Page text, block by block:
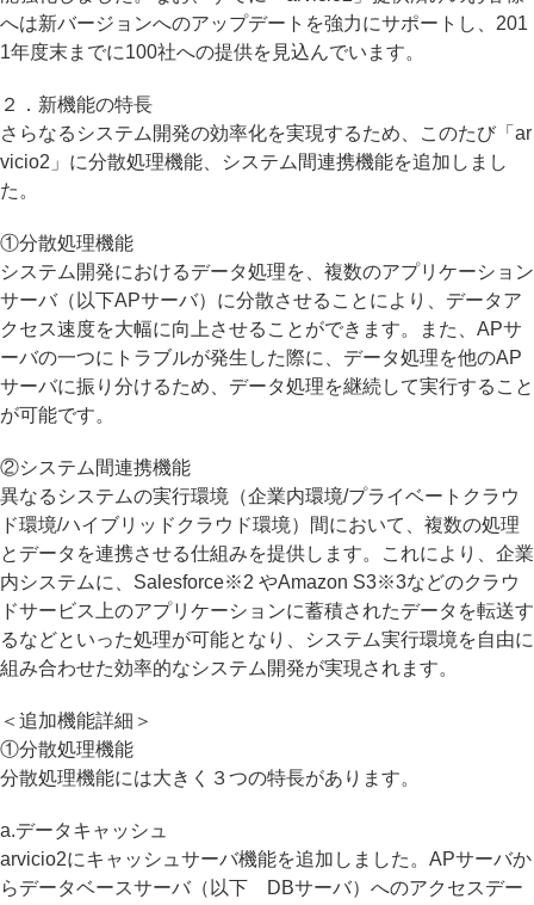
へは新バージョンへのアップデートを強力にサポートし、201
1年度末までに100社への提供を見込んでいます。
２．新機能の特長
さらなるシステム開発の効率化を実現するため、このたび「ar
vicio2」に分散処理機能、システム間連携機能を追加しまし
た。
①分散処理機能
システム開発におけるデータ処理を、複数のアプリケーション
サーバ（以下APサーバ）に分散させることにより、データア
クセス速度を大幅に向上させることができます。また、APサ
ーバの一つにトラブルが発生した際に、データ処理を他のAP
サーバに振り分けるため、データ処理を継続して実行すること
が可能です。
②システム間連携機能
異なるシステムの実行環境（企業内環境/プライベートクラウ
ド環境/ハイブリッドクラウド環境）間において、複数の処理
とデータを連携させる仕組みを提供します。これにより、企業
内システムに、Salesforce※2 やAmazon S3※3などのクラウ
ドサービス上のアプリケーションに蓄積されたデータを転送す
るなどといった処理が可能となり、システム実行環境を自由に
組み合わせた効率的なシステム開発が実現されます。
＜追加機能詳細＞
①分散処理機能
分散処理機能には大きく３つの特長があります。
a.データキャッシュ
arvicio2にキャッシュサーバ機能を追加しました。APサーバか
らデータベースサーバ（以下 DBサーバ）へのアクセスデー